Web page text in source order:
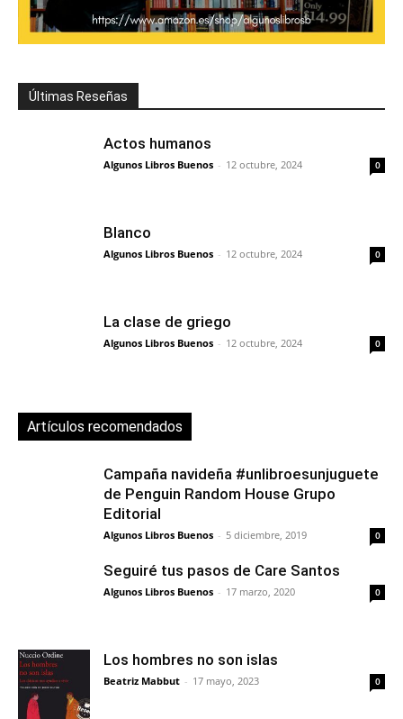
Últimas Reseñas
Actos humanos
Algunos Libros Buenos - 12 octubre, 2024 0
Blanco
Algunos Libros Buenos - 12 octubre, 2024 0
La clase de griego
Algunos Libros Buenos - 12 octubre, 2024 0
Artículos recomendados
Campaña navideña #unlibroesunjuguete
de Penguin Random House Grupo
Editorial
Algunos Libros Buenos - 5 diciembre, 2019 0
Seguiré tus pasos de Care Santos
Algunos Libros Buenos - 17 marzo, 2020 0
Los hombres no son islas
Beatriz Mabbut - 17 mayo, 2023 0